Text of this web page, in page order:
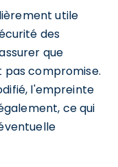
utile
des
que
pas compromise.
l'empreinte
ce qui